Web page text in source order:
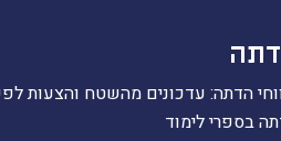
הדתה: עדכונים מהשטח והצעות
בספרי לימוד